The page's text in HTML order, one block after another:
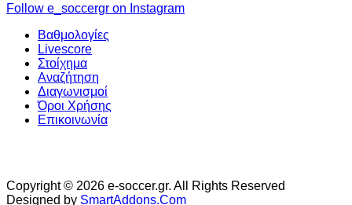
Follow e_soccergr on Instagram
Βαθμολογίες
Livescore
Στοίχημα
Αναζήτηση
Διαγωνισμοί
Όροι Χρήσης
Επικοινωνία
Copyright © 2026 e-soccer.gr. All Rights Reserved
Designed by SmartAddons.Com